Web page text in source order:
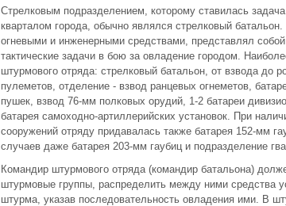
Стрелковым подразделением, которому ставилась
кварталом города, обычно являлся стрелковый
огневыми и инженерными средствами, представлял
тактические задачи в бою за овладение городом.
штурмового отряда: стрелковый батальон, от взвода до
пулеметов, отделение - взвод ранцевых огнеметов,
пушек, взвод 76-мм полковых орудий, 1-2 батареи
батарея самоходно-артиллерийских установок. При
сооружений отряду придавалась также батарея 152-мм
случаев даже батарея 203-мм гаубиц и подразделение
Командир штурмового отряда (командир батальона)
штурмовые группы, распределить между ними средства
штурма, указав последовательность овладения ими. В